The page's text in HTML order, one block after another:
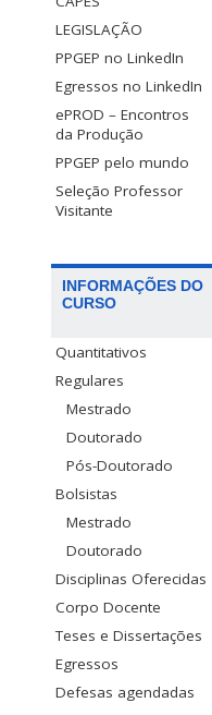
LEGISLAÇÃO
PPGEP no LinkedIn
Egressos no LinkedIn
ePROD – Encontros
da Produção
PPGEP pelo mundo
Seleção Professor
Visitante
INFORMAÇÕES DO
CURSO
Quantitativos
Regulares
Mestrado
Doutorado
Pós-Doutorado
Bolsistas
Mestrado
Doutorado
Disciplinas Oferecidas
Corpo Docente
Teses e Dissertações
Egressos
Defesas agendadas